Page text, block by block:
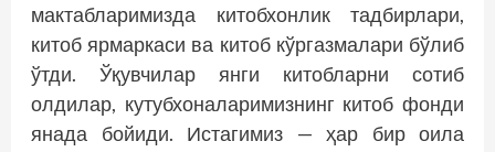
мактабларимизда китобхонлик тадбирлари,
китоб ярмаркаси ва китоб кўргазмалари бўлиб
ўтди. Ўқувчилар янги китобларни сотиб
олдилар, кутубхоналаримизнинг китоб фонди
янада бойиди. Истагимиз — ҳар бир оила